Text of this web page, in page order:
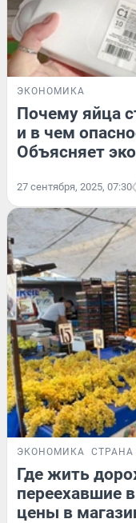
ЭКОНОМИКА
Почему яйца
и в чем
Объясняет
27 сентября, 2025, 07:30
ЭКОНОМИКА
Где жить
переехавшие
цены в